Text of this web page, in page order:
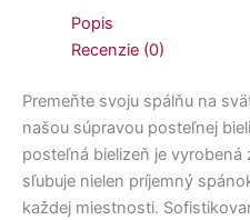
Popis
Recenzie (0)
Premeňte svoju spálňu na
našou súpravou posteľnej
posteľná bielizeň je vyrobená
sľubuje nielen príjemný
každej miestnosti.